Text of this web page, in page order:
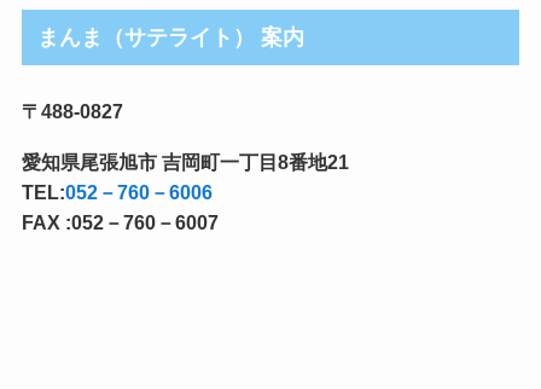
まんま（サテライト） 案内
〒488-0827
愛知県尾張旭市 吉岡町一丁目8番地21
TEL:052－760－6006
FAX :052－760－6007